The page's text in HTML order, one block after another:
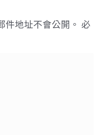
件地址不會公開。 必